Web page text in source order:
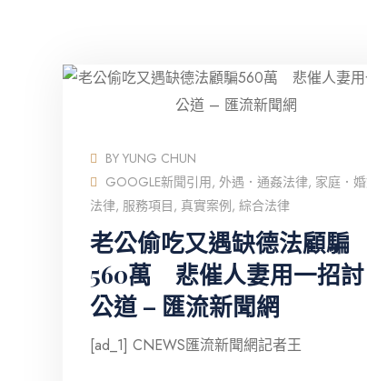
BY YUNG CHUN
GOOGLE新聞引用, 外遇．通姦法律, 家庭．
法律, 服務項目, 真實案例, 綜合法律
老公偷吃又遇缺德法顧騙
560萬 悲催人妻用一招討
公道 – 匯流新聞網
[ad_1] CNEWS匯流新聞網記者王